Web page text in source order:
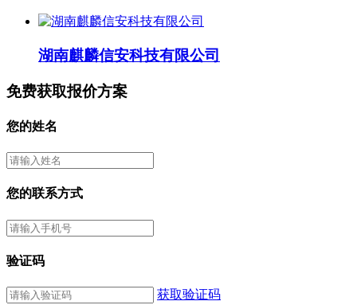
湖南麒麟信安科技有限公司
免费获取报价方案
您的姓名
您的联系方式
验证码
获取验证码